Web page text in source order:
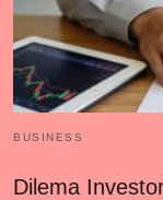
BUSINESS
Dilema